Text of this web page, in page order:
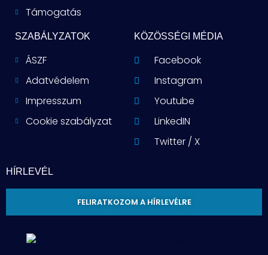
Támogatás
SZABÁLYZATOK
ÁSZF
Adatvédelem
Impresszum
Cookie szabályzat
KÖZÖSSÉGI MÉDIA
Facebook
Instagram
Youtube
LinkedIN
Twitter / X
HÍRLEVÉL
FELIRATKOZOM A HÍRLEVÉLRE